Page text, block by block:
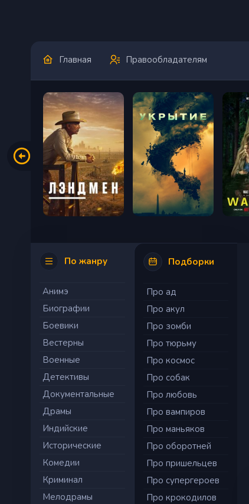
Главная Правообладателям
По жанру
Анимэ
Биографии
Боевики
Вестерны
Военные
Детективы
Документальные
Драмы
Индийские
Исторические
Комедии
Криминал
Мелодрамы
Подборки
Про ад
Про акул
Про зомби
Про тюрьму
Про космос
Про собак
Про любовь
Про вампиров
Про маньяков
Про оборотней
Про пришельцев
Про супергероев
Про крокодилов